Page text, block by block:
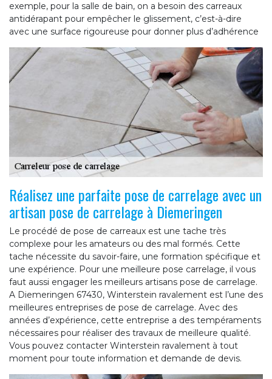
exemple, pour la salle de bain, on a besoin des carreaux
antidérapant pour empêcher le glissement, c’est-à-dire
avec une surface rigoureuse pour donner plus d’adhérence
Réalisez une parfaite pose de carrelage avec un
artisan pose de carrelage à Diemeringen
Le procédé de pose de carreaux est une tache très
complexe pour les amateurs ou des mal formés. Cette
tache nécessite du savoir-faire, une formation spécifique et
une expérience. Pour une meilleure pose carrelage, il vous
faut aussi engager les meilleurs artisans pose de carrelage.
A Diemeringen 67430, Winterstein ravalement est l’une des
meilleures entreprises de pose de carrelage. Avec des
années d’expérience, cette entreprise a des tempéraments
nécessaires pour réaliser des travaux de meilleure qualité.
Vous pouvez contacter Winterstein ravalement à tout
moment pour toute information et demande de devis.